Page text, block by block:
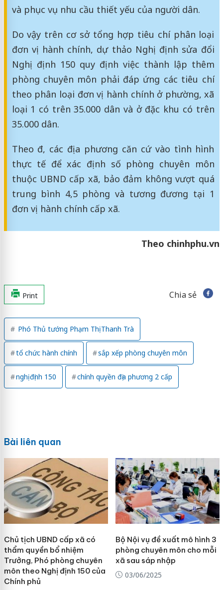
và phục vụ nhu cầu thiết yếu của người dân.
Do vậy trên cơ sở tổng hợp tiêu chí phân loại
đơn vị hành chính, dự thảo Nghị định sửa đổi
Nghị định 150 quy định việc thành lập thêm
phòng chuyên môn phải đáp ứng các tiêu chí
theo phân loại đơn vị hành chính ở phường, xã
loại 1 có trên 35.000 dân và ở đặc khu có trên
35.000 dân.
Theo đ, các địa phương căn cứ vào tình hình
thực tế để xác định số phòng chuyên môn
thuộc UBND cấp xã, bảo đảm không vượt quá
trung bình 4,5 phòng và tương đương tại 1
đơn vị hành chính cấp xã.
Theo chinhphu.vn
Print Chia sẻ
Phó Thủ tướng Phạm Thị Thanh Trà
tổ chức hành chính sắp xếp phòng chuyên môn
nghị định 150 chính quyền địa phương 2 cấp
Bài liên quan
Chủ tịch UBND cấp xã có
thẩm quyền bổ nhiệm
Trưởng, Phó phòng chuyên
môn theo Nghị định 150 của
Chính phủ
Bộ Nội vụ đề xuất mô hình 3
phòng chuyên môn cho mỗi
xã sau sáp nhập
03/06/2025